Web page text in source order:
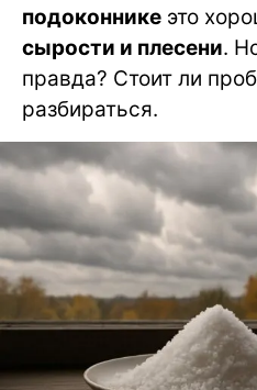
подоконнике это
сырости и плесени.
правда? Стоит ли
разбираться.